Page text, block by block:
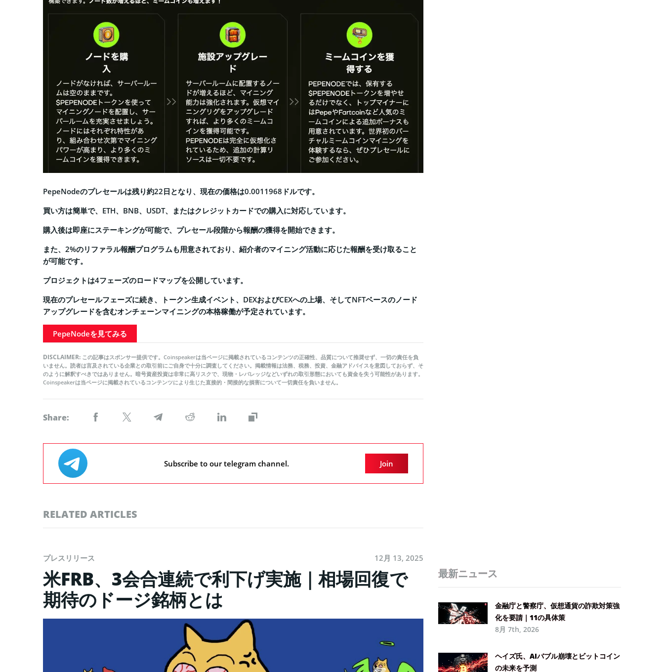
PepeNodeのプレセールは残り約22日となり、現在の価格は0.0011968ドルです。
買い方は簡単で、ETH、BNB、USDT、またはクレジットカードでの購入に対応しています。
購入後は即座にステーキングが可能で、プレセール段階から報酬の獲得を開始できます。
また、2%のリファラル報酬プログラムも用意されており、紹介者のマイニング活動に応じた報酬を受け取ること
が可能です。
プロジェクトは4フェーズのロードマップを公開しています。
現在のプレセールフェーズに続き、トークン生成イベント、DEXおよびCEXへの上場、そしてNFTベースのノード
アップグレードを含むオンチェーンマイニングの本格稼働が予定されています。
PepeNodeを見てみる
DISCLAIMER: この記事はスポンサー提供です。Coinspeakerは当ページに掲載されているコンテンツの正確性、品質について推奨せず、一切の責任を負
いません。読者は言及されている企業との取引前にご自身で十分に調査してください。掲載情報は法務、税務、投資、金融アドバイスを意図しておらず、そ
のように解釈すべきではありません。暗号資産投資は非常に高リスクで、現物・レバレッジなどいずれの取引形態においても資金を失う可能性があります。
Coinspeakerは当ページに掲載されているコンテンツにより生じた直接的・間接的な損害について一切責任を負いません。
Share:
Subscribe to our telegram channel. Join
RELATED ARTICLES
プレスリリース 12月 13, 2025
米FRB、3会合連続で利下げ実施｜相場回復で
期待のドージ銘柄とは
最新ニュース
金融庁と警察庁、仮想通貨の詐欺対策強
化を要請｜11の具体策
8月 7th, 2026
ヘイズ氏、AIバブル崩壊とビットコイン
の未来を予測